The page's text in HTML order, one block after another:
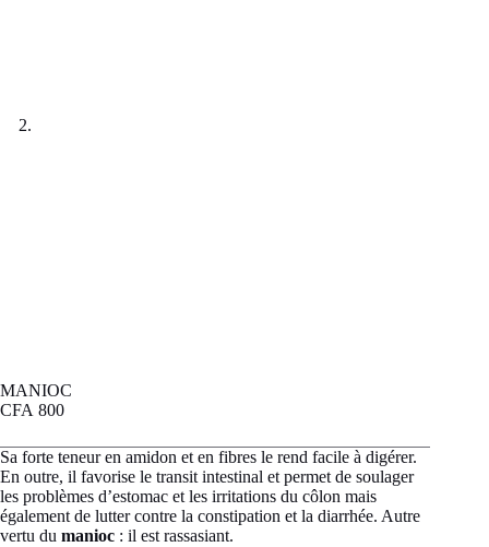
MANIOC
CFA 800
Sa forte teneur en amidon et en fibres le rend facile à digérer.
En outre, il favorise le transit intestinal et permet de soulager
les problèmes d’estomac et les irritations du côlon mais
également de lutter contre la constipation et la diarrhée. Autre
vertu du manioc : il est rassasiant.